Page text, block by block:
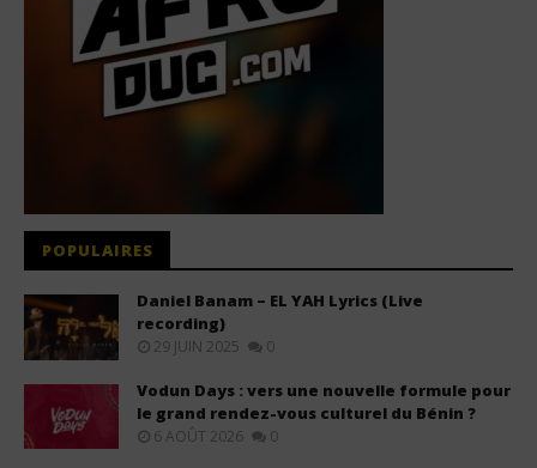
POPULAIRES
Daniel Banam – EL YAH Lyrics (Live
recording)
29 JUIN 2025 0
Vodun Days : vers une nouvelle formule pour
le grand rendez-vous culturel du Bénin ?
6 AOÛT 2026 0